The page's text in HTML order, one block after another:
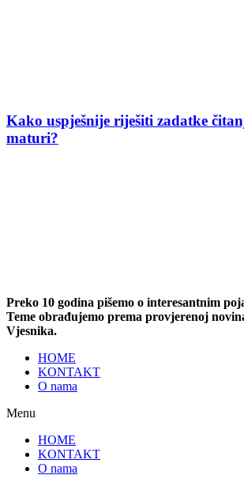
Kako uspješnije riješiti zadatke
maturi?
Preko 10 godina pišemo o interesantnim
Teme obrađujemo prema provjerenoj
Vjesnika.
HOME
KONTAKT
O nama
Menu
HOME
KONTAKT
O nama